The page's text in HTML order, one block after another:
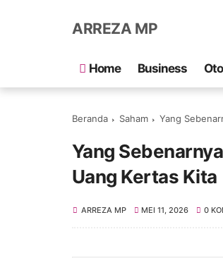
ARREZA MP
Home Business
Beranda Saham Yang
Yang
Uang Kertas Kita
ARREZA MP MEI 11, 2026 0